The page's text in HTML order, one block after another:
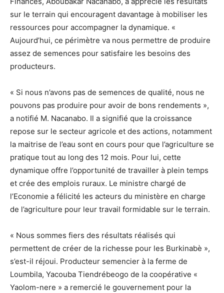
sur le terrain qui encouragent davantage à mobiliser les
ressources pour accompagner la dynamique. «
Aujourd’hui, ce périmètre va nous permettre de produire
assez de semences pour satisfaire les besoins des
producteurs.
« Si nous n’avons pas de semences de qualité, nous ne
pouvons pas produire pour avoir de bons rendements »,
a notifié M. Nacanabo. Il a signifié que la croissance
repose sur le secteur agricole et des actions, notamment
la maitrise de l’eau sont en cours pour que l’agriculture se
pratique tout au long des 12 mois. Pour lui, cette
dynamique offre l’opportunité de travailler à plein temps
et crée des emplois ruraux. Le ministre chargé de
l’Economie a félicité les acteurs du ministère en charge
de l’agriculture pour leur travail formidable sur le terrain.
« Nous sommes fiers des résultats réalisés qui
permettent de créer de la richesse pour les Burkinabè »,
s’est-il réjoui. Producteur semencier à la ferme de
Loumbila, Yacouba Tiendrébeogo de la coopérative «
Yaolom-nere » a remercié le gouvernement pour la